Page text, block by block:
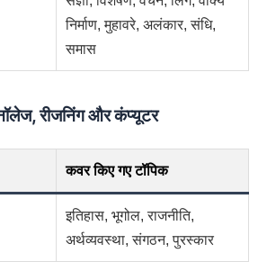
निर्माण, मुहावरे, अलंकार, संधि,
समास
रीजनिंग और कंप्यूटर
कवर किए गए टॉपिक
इतिहास, भूगोल, राजनीति,
अर्थव्यवस्था, संगठन, पुरस्कार